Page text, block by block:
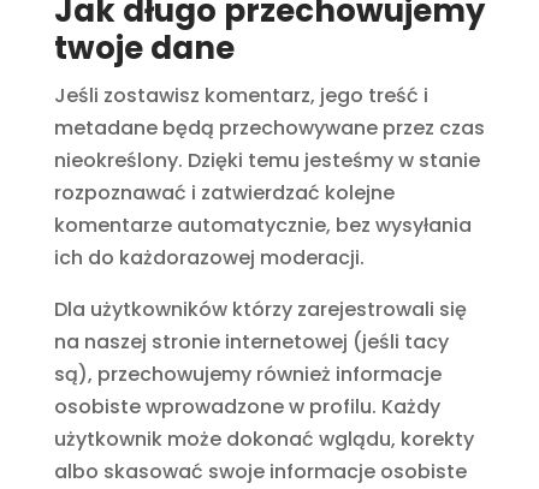
Jak długo przechowujemy
twoje dane
Jeśli zostawisz komentarz, jego treść i
metadane będą przechowywane przez czas
nieokreślony. Dzięki temu jesteśmy w stanie
rozpoznawać i zatwierdzać kolejne
komentarze automatycznie, bez wysyłania
ich do każdorazowej moderacji.
Dla użytkowników którzy zarejestrowali się
na naszej stronie internetowej (jeśli tacy
są), przechowujemy również informacje
osobiste wprowadzone w profilu. Każdy
użytkownik może dokonać wglądu, korekty
albo skasować swoje informacje osobiste